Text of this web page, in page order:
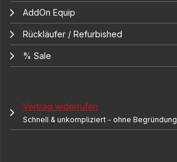
AddOn Equip
Rückläufer / Refurbished
% Sale
Vertrag widerrufen
Schnell & unkompliziert - ohne Begründung